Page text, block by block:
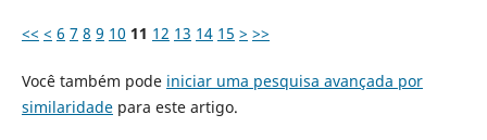
<< < 6 7 8 9 10 11 12 13 14 15 > >>
Você também pode iniciar uma pesquisa avançada por
similaridadepara este artigo.